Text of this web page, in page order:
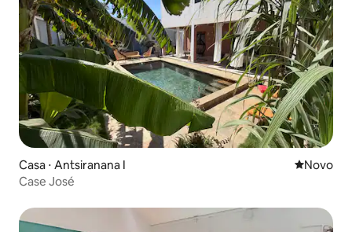
Casa ⋅ Antsiranana I Novo
Novo
Case José